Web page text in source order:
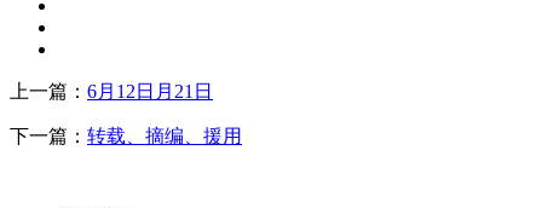
上一篇： 6月12日月21日
下一篇： 转载、摘编、援用